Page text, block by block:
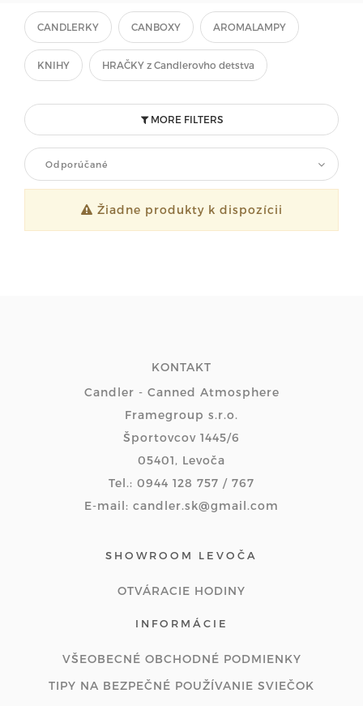
CANDLERKY CANBOXY AROMALAMPY
KNIHY HRAČKY z Candlerovho detstva
MORE FILTERS
Odporúčané
Žiadne produkty k dispozícii
KONTAKT
Candler - Canned Atmosphere
Framegroup s.r.o.
Športovcov 1445/6
05401, Levoča
Tel.: 0944 128 757 / 767
E-mail: candler.sk@gmail.com
SHOWROOM LEVOČA
OTVÁRACIE HODINY
INFORMÁCIE
VŠEOBECNÉ OBCHODNÉ PODMIENKY
TIPY NA BEZPEČNÉ POUŽÍVANIE SVIEČOK